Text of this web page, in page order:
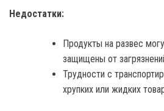
Недостатки:
Продукты на развес
защищены от
Трудности с
хрупких или жидких